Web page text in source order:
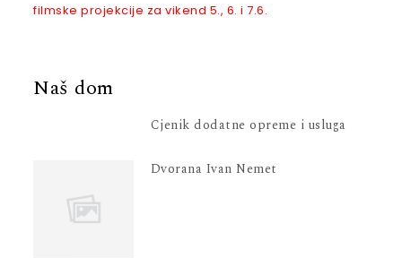
filmske projekcije za vikend 5., 6. i 7.6.
Naš dom
Cjenik dodatne opreme i usluga
Dvorana Ivan Nemet